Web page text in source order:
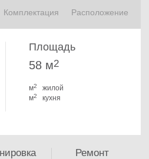
Комплектация Расположение
Площадь
58 м2
м2
жилой
м2 кухня
Ремонт